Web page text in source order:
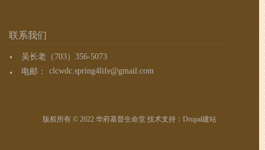
联系我们
吴长老（703）356-5073
电邮：
clcwdc.spring4life@gmail.com
版权所有 © 2022 华府基督生命堂 技术支持： Drupal建站